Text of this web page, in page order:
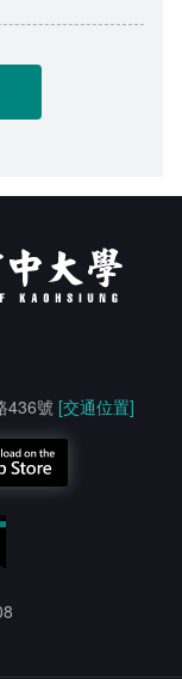
436號 [交通位置]